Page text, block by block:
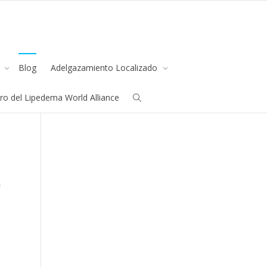
Blog Adelgazamiento Localizado
del Lipedema World Alliance